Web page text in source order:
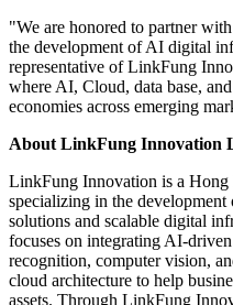
"We are honored to partner
the development of AI digital
representative of LinkFung
where AI, Cloud, data base,
economies across emerging
About LinkFung Innovation
LinkFung Innovation is a
specializing in the
solutions and scalable digital
focuses on integrating AI-
recognition, computer vision,
cloud architecture to help
assets. Through LinkFung